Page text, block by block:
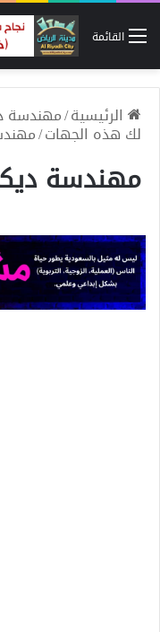
القائمة
الرئيسية/مهندسة
لك هذه الجهات/
مهندسة